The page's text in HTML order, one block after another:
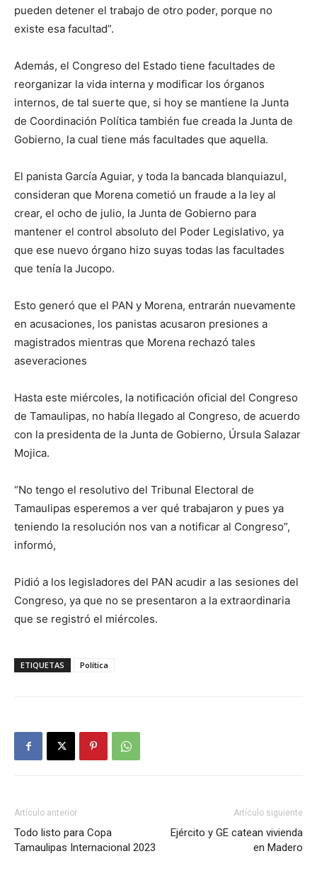
pueden detener el trabajo de otro poder, porque no
existe esa facultad”.
Además, el Congreso del Estado tiene facultades de
reorganizar la vida interna y modificar los órganos
internos, de tal suerte que, si hoy se mantiene la Junta
de Coordinación Política también fue creada la Junta de
Gobierno, la cual tiene más facultades que aquella.
El panista García Aguiar, y toda la bancada blanquiazul,
consideran que Morena cometió un fraude a la ley al
crear, el ocho de julio, la Junta de Gobierno para
mantener el control absoluto del Poder Legislativo, ya
que ese nuevo órgano hizo suyas todas las facultades
que tenía la Jucopo.
Esto generó que el PAN y Morena, entrarán nuevamente
en acusaciones, los panistas acusaron presiones a
magistrados mientras que Morena rechazó tales
aseveraciones
Hasta este miércoles, la notificación oficial del Congreso
de Tamaulipas, no había llegado al Congreso, de acuerdo
con la presidenta de la Junta de Gobierno, Úrsula Salazar
Mojica.
“No tengo el resolutivo del Tribunal Electoral de
Tamaulipas esperemos a ver qué trabajaron y pues ya
teniendo la resolución nos van a notificar al Congreso”,
informó,
Pidió a los legisladores del PAN acudir a las sesiones del
Congreso, ya que no se presentaron a la extraordinaria
que se registró el miércoles.
ETIQUETAS Política
Artículo anterior
Todo listo para Copa
Tamaulipas Internacional 2023
Artículo siguiente
Ejército y GE catean vivienda
en Madero